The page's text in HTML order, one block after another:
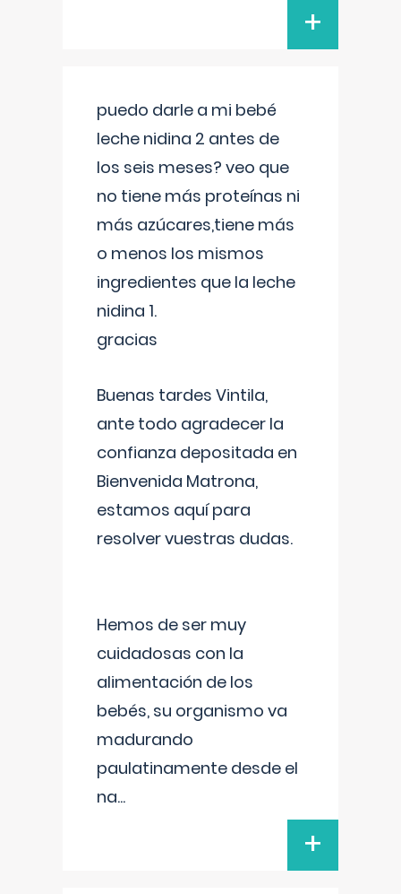
+
puedo darle a mi bebé
leche nidina 2 antes de
los seis meses? veo que
no tiene más proteínas ni
más azúcares,tiene más
o menos los mismos
ingredientes que la leche
nidina 1.
gracias
Buenas tardes Vintila,
ante todo agradecer la
confianza depositada en
Bienvenida Matrona,
estamos aquí para
resolver vuestras dudas.
Hemos de ser muy
cuidadosas con la
alimentación de los
bebés, su organismo va
madurando
paulatinamente desde el
na...
+